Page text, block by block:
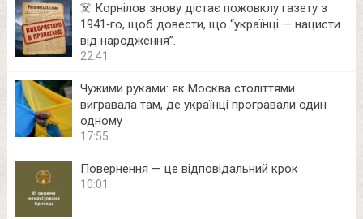
☠️ Корнілов знову дістає пожовклу газету з
1941‑го, щоб довести, що “українці — нацисти
від народження”.
22:41
Чужими руками: як Москва століттями
вигравала там, де українці програвали один
одному
17:55
Повернення — це відповідальний крок
10:01